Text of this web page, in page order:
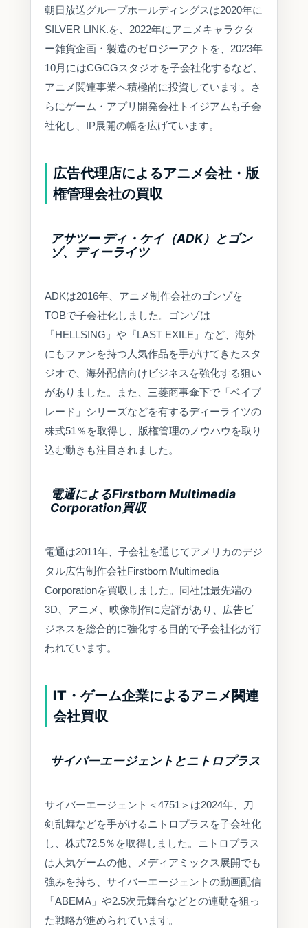
朝日放送グループホールディングスは2020年に
SILVER LINK.を、2022年にアニメキャラクタ
ー雑貨企画・製造のゼロジーアクトを、2023年
10月にはCGCGスタジオを子会社化するなど、
アニメ関連事業へ積極的に投資しています。さ
らにゲーム・アプリ開発会社トイジアムも子会
社化し、IP展開の幅を広げています。
広告代理店によるアニメ会社・版
権管理会社の買収
アサツー ディ・ケイ（ADK）とゴン
ゾ、ディーライツ
ADKは2016年、アニメ制作会社のゴンゾを
TOBで子会社化しました。ゴンゾは
『HELLSING』や『LAST EXILE』など、海外
にもファンを持つ人気作品を手がけてきたスタ
ジオで、海外配信向けビジネスを強化する狙い
がありました。また、三菱商事傘下で「ベイブ
レード」シリーズなどを有するディーライツの
株式51％を取得し、版権管理のノウハウを取り
込む動きも注目されました。
電通によるFirstborn Multimedia
Corporation買収
電通は2011年、子会社を通じてアメリカのデジ
タル広告制作会社Firstborn Multimedia
Corporationを買収しました。同社は最先端の
3D、アニメ、映像制作に定評があり、広告ビ
ジネスを総合的に強化する目的で子会社化が行
われています。
IT・ゲーム企業によるアニメ関連
会社買収
サイバーエージェントとニトロプラス
サイバーエージェント＜4751＞は2024年、刀
剣乱舞などを手がけるニトロプラスを子会社化
し、株式72.5％を取得しました。ニトロプラス
は人気ゲームの他、メディアミックス展開でも
強みを持ち、サイバーエージェントの動画配信
「ABEMA」や2.5次元舞台などとの連動を狙っ
た戦略が進められています。